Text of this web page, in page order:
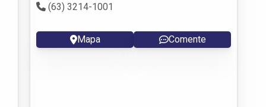
(63) 3214-1001
Mapa Comente